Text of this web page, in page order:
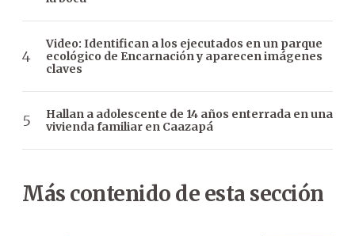
Video: Identifican a los ejecutados en un parque
ecológico de Encarnación y aparecen imágenes
claves
Hallan a adolescente de 14 años enterrada en una
vivienda familiar en Caazapá
Más contenido de esta sección